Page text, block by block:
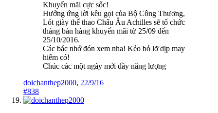
Khuyến mãi cực sốc!
Hưởng ứng lời kêu gọi của Bộ Công Thương,
Lót giày thể thao Châu Âu Achilles sẽ tổ chức
tháng bán hàng khuyến mãi từ 25/09 đến
25/10/2016.
Các bác nhớ đón xem nha! Kẻo bỏ lỡ dịp may
hiếm có!
Chúc các một ngày mới đầy năng lượng
doichanthep2000, 22/9/16
#838